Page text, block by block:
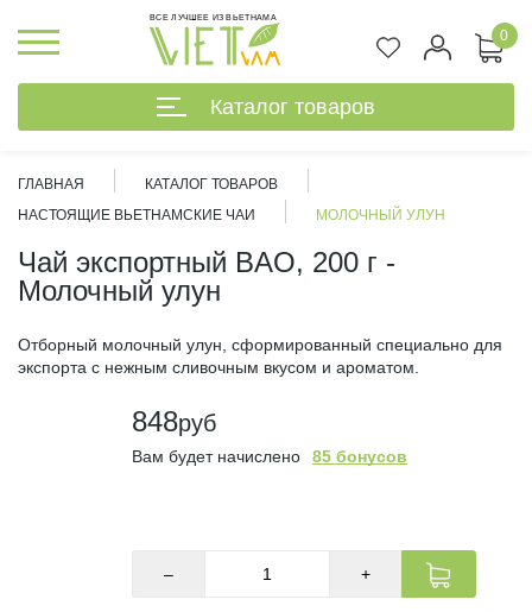
ВСЕ ЛУЧШЕЕ ИЗ ВЬЕТНАМА
0
Каталог товаров
ГЛАВНАЯ
КАТАЛОГ ТОВАРОВ
НАСТОЯЩИЕ ВЬЕТНАМСКИЕ ЧАИ
МОЛОЧНЫЙ УЛУН
Чай экспортный BAO, 200 г -
Молочный улун
Отборный молочный улун, сформированный специально для
экспорта с нежным сливочным вкусом и ароматом.
848руб
Вам будет начислено 85 бонусов
– +